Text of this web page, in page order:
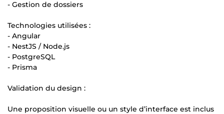
- Gestion de dossiers
Technologies utilisées :
- Angular
- NestJS / Node.js
- PostgreSQL
- Prisma
Validation du design :
Une proposition visuelle ou un style d’interface est inclus